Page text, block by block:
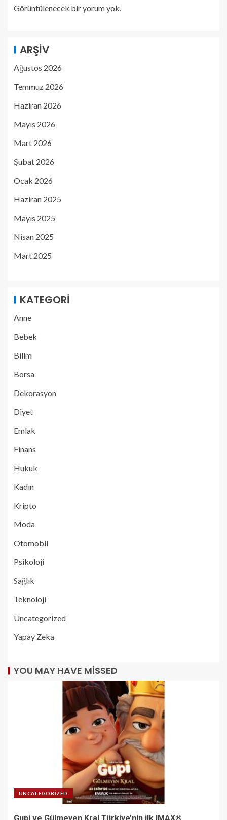
Görüntülenecek bir yorum yok.
ARŞIV
Ağustos 2026
Temmuz 2026
Haziran 2026
Mayıs 2026
Mart 2026
Şubat 2026
Ocak 2026
Haziran 2025
Mayıs 2025
Nisan 2025
Mart 2025
KATEGORI
Anne
Bebek
Bilim
Borsa
Dekorasyon
Diyet
Emlak
Finans
Hukuk
Kadın
Kripto
Moda
Otomobil
Psikoloji
Sağlık
Teknoloji
Uncategorized
Yapay Zeka
YOU MAY HAVE MISSED
UNCATEGORIZED